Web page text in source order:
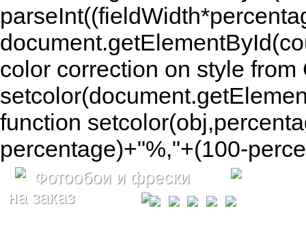
color correction on style
function
percentage)+"%,"+(100-
Фотообои и фрески
на заказ